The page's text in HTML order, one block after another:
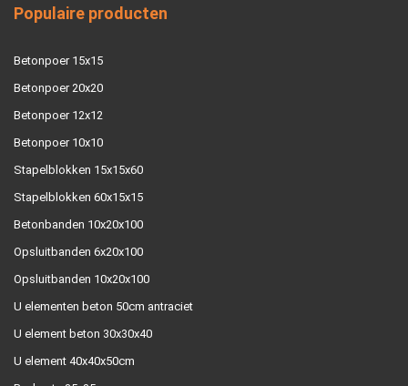
Populaire producten
Betonpoer 15x15
Betonpoer 20x20
Betonpoer 12x12
Betonpoer 10x10
Stapelblokken 15x15x60
Stapelblokken 60x15x15
Betonbanden 10x20x100
Opsluitbanden 6x20x100
Opsluitbanden 10x20x100
U elementen beton 50cm antraciet
U element beton 30x30x40
U element 40x40x50cm